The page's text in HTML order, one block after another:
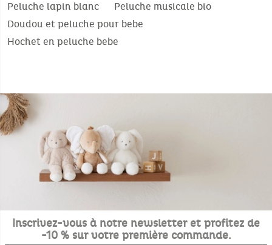
Peluche lapin blanc
Peluche musicale bio
Doudou et peluche pour bebe
Hochet en peluche bebe
Inscrivez-vous à notre newsletter et profitez de
-10 % sur votre première commande.